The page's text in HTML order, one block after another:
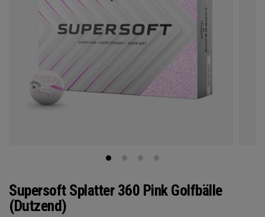
Supersoft Splatter 360 Pink Golfbälle
(Dutzend)